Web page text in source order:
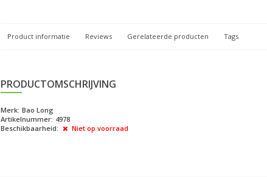
Product informatie Reviews Gerelateerde producten Tags
PRODUCTOMSCHRIJVING
Merk: Bao Long
Artikelnummer: 4978
Beschikbaarheid:
Niet op voorraad